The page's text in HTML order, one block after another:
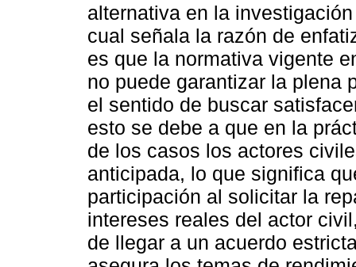
alternativa en la
cual señala la razón de
es que la normativa vigente
no puede garantizar la plena
el sentido de buscar
esto se debe a que en la
de los casos los actores
anticipada, lo que significa
participación al solicitar la
intereses reales del actor
de llegar a un acuerdo